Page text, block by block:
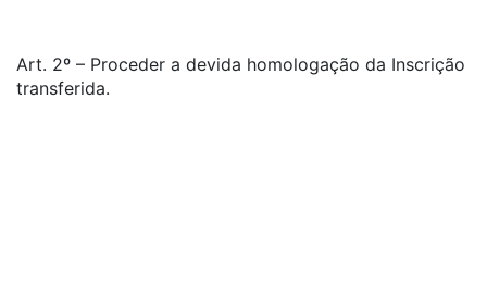
Art. 2º – Proceder a devida homologação da Inscrição
transferida.